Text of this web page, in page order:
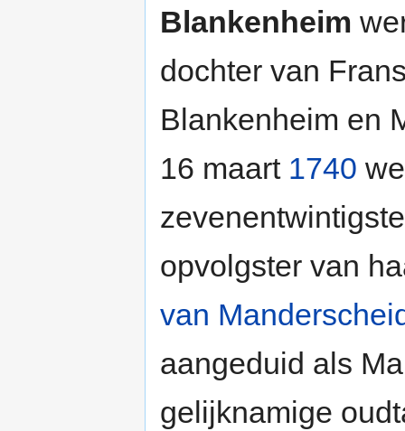
Blankenheim
dochter van
Blankenheim en
16 maart 1740
opvolgster van
van
aangeduid als
gelijknamige